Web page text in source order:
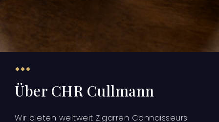
Über CHR Cullmann
Wir bieten weltweit Zigarren Connaisseurs